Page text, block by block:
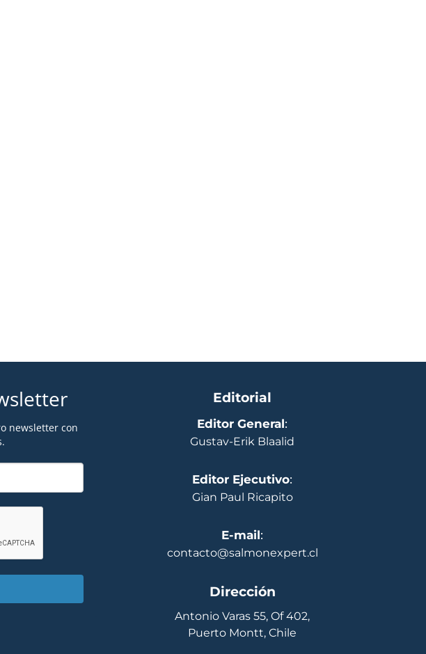
newsletter con
Editorial
Editor General:
Gustav-Erik Blaalid
Editor Ejecutivo:
Gian Paul Ricapito
E-mail:
contacto@salmonexpert.cl
Dirección
Antonio Varas 55, Of 402,
Puerto Montt, Chile